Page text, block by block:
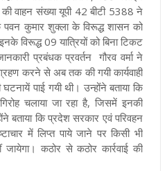
वाहन संख्या यूपी 42 बीटी 5388 ने
कुमार शुक्ला के विरूद्ध शासन को
विरूद्ध 09 यात्रियों को बिना टिकट
प्रबंधक प्रवर्तन गौरव वर्मा ने
करने से अब तक की गयी कार्यवाही
पाई गयी थी। उन्होंने बताया कि
चलाया जा रहा है, जिसमें इनकी
बताया कि प्रदेश सरकार एवं परिवहन
में लिप्त पाये जाने पर किसी भी
जायेगा। कठोर से कठोर कार्रवाई की